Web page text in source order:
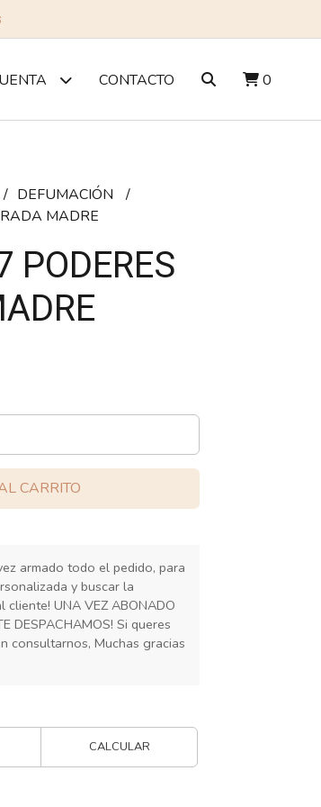
CONTACTO 0
DEFUMACIÓN
MADRE
PODERES
CARRITO
armado todo el pedido, para
y buscar la
UNA VEZ ABONADO
DESPACHAMOS! Si queres
consultarnos, Muchas gracias
CALCULAR